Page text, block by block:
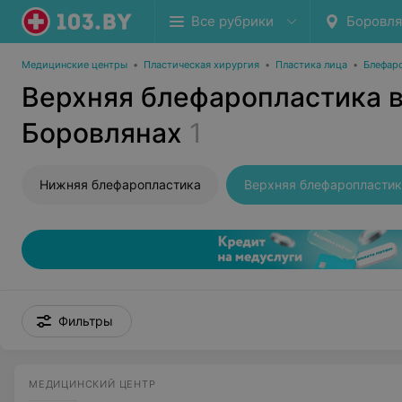
Все рубрики
Медицинские центры • Пластическая хирургия • Пластика лица •
Верхняя блефаропластика в
Боровлянах 1
Нижняя блефаропластика Верхняя
Фильтры
МЕДИЦИНСКИЙ ЦЕНТР